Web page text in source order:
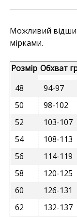
Можливий
мірками.
Розмір Обхват
48
94-97
50
98-102
52
103-107
54
108-113
56
114-119
58
120-125
60
126-131
62
132-137